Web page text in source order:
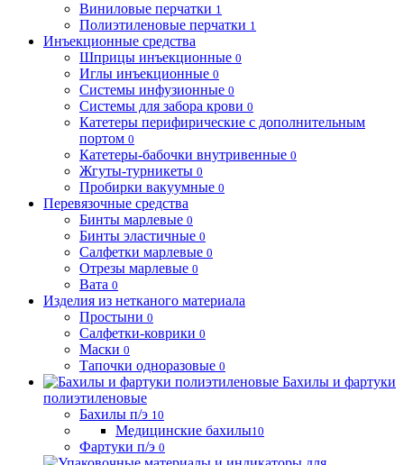
Виниловые перчатки 1
Полиэтиленовые перчатки 1
Инъекционные средства
Шприцы инъекционные 0
Иглы инъекционные 0
Системы инфузионные 0
Системы для забора крови 0
Катетеры перифирические с дополнительным
портом 0
Катетеры-бабочки внутривенные 0
Жгуты-турникеты 0
Пробирки вакуумные 0
Перевязочные средства
Бинты марлевые 0
Бинты эластичные 0
Салфетки марлевые 0
Отрезы марлевые 0
Вата 0
Изделия из нетканого материала
Простыни 0
Салфетки-коврики 0
Маски 0
Тапочки одноразовые 0
Бахилы и фартуки
полиэтиленовые
Бахилы п/э 10
Медицинские бахилы10
Фартуки п/э 0